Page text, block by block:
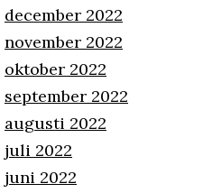
december 2022
november 2022
oktober 2022
september 2022
augusti 2022
juli 2022
juni 2022